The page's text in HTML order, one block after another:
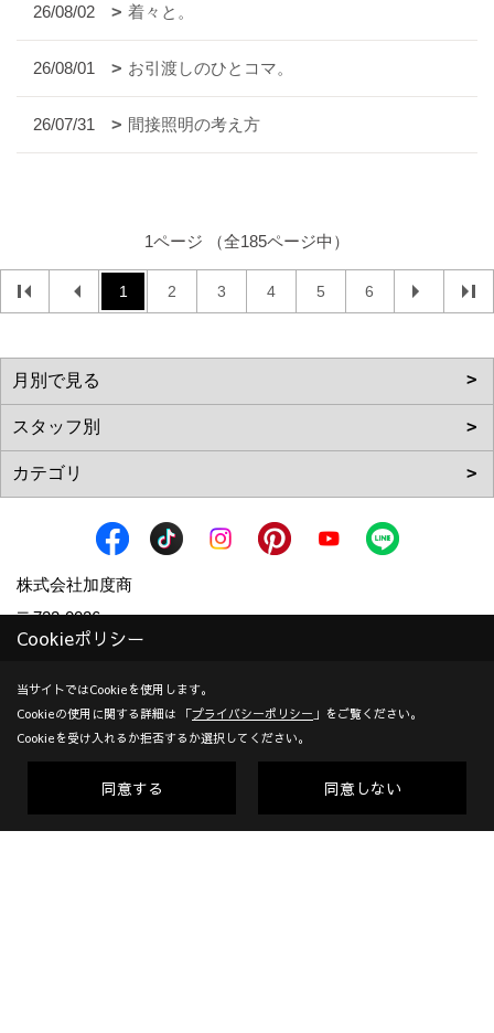
26/08/02 着々と。
26/08/01 お引渡しのひとコマ。
26/07/31 間接照明の考え方
1ページ （全185ページ中）
1 2 3 4 5 6
株式会社加度商
〒722-0026
広島県尾道市栗原西2丁目3-15
TEL： 0120-10-2693 / 0848-24-8605
＜営業時間＞9:00～18:00
＜定休日＞年末年始、GW、夏期他
対応エリア：尾道市 | 福山市 | 三原市
創業：1953年
Cookieポリシー
当サイトではCookieを使用します。
Cookieの使用に関する詳細は 「プライバシーポリシー 」をご覧ください。
Cookieを受け入れるか拒否するか選択してください。
同意する 同意しない